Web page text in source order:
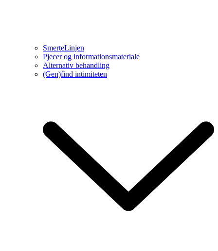
SmerteLinjen
Pjecer og informationsmateriale
Alternativ behandling
(Gen)find intimiteten